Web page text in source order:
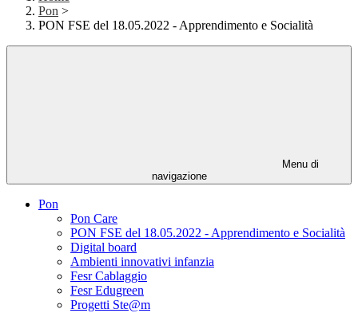
Pon >
PON FSE del 18.05.2022 - Apprendimento e Socialità
Menu di
navigazione
Pon
Pon Care
PON FSE del 18.05.2022 - Apprendimento e Socialità
Digital board
Ambienti innovativi infanzia
Fesr Cablaggio
Fesr Edugreen
Progetti Ste@m